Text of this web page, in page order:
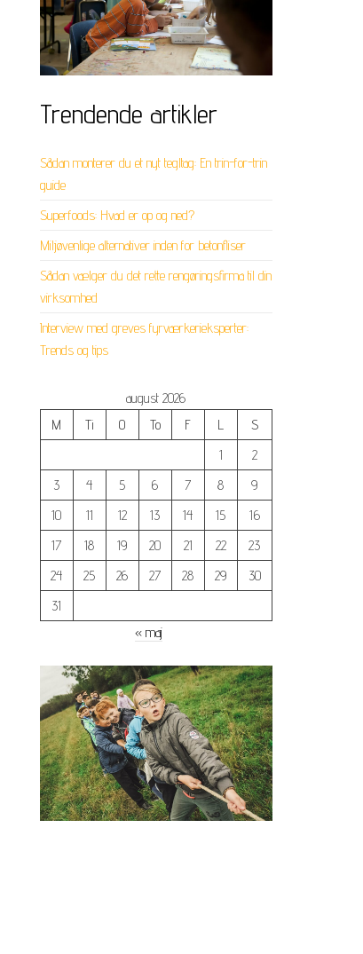
Trendende artikler
Sådan monterer du et nyt tegltag: En trin-for-trin
guide
Superfoods: Hvad er op og ned?
Miljøvenlige alternativer inden for betonfliser
Sådan vælger du det rette rengøringsfirma til din
virksomhed
Interview med greves fyrværkerieksperter:
Trends og tips
august 2026
M
Ti O To F L
S
1
2
3
4 5 6 7 8
9
10
11 12 13 14 15
16
17
18 19 20 21 22
23
24
25 26 27 28 29
30
31
« maj